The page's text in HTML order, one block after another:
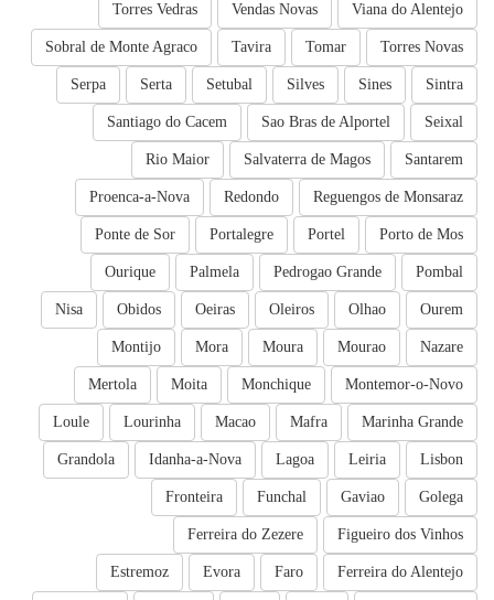
Viana do Alentejo
Vendas Novas
Torres Vedras
Torres Novas
Tomar
Tavira
Sobral de Monte Agraco
Sintra
Sines
Silves
Setubal
Serta
Serpa
Seixal
Sao Bras de Alportel
Santiago do Cacem
Santarem
Salvaterra de Magos
Rio Maior
Reguengos de Monsaraz
Redondo
Proenca-a-Nova
Porto de Mos
Portel
Portalegre
Ponte de Sor
Pombal
Pedrogao Grande
Palmela
Ourique
Ourem
Olhao
Oleiros
Oeiras
Obidos
Nisa
Nazare
Mourao
Moura
Mora
Montijo
Montemor-o-Novo
Monchique
Moita
Mertola
Marinha Grande
Mafra
Macao
Lourinha
Loule
Lisbon
Leiria
Lagoa
Idanha-a-Nova
Grandola
Golega
Gaviao
Funchal
Fronteira
Figueiro dos Vinhos
Ferreira do Zezere
Ferreira do Alentejo
Faro
Evora
Estremoz